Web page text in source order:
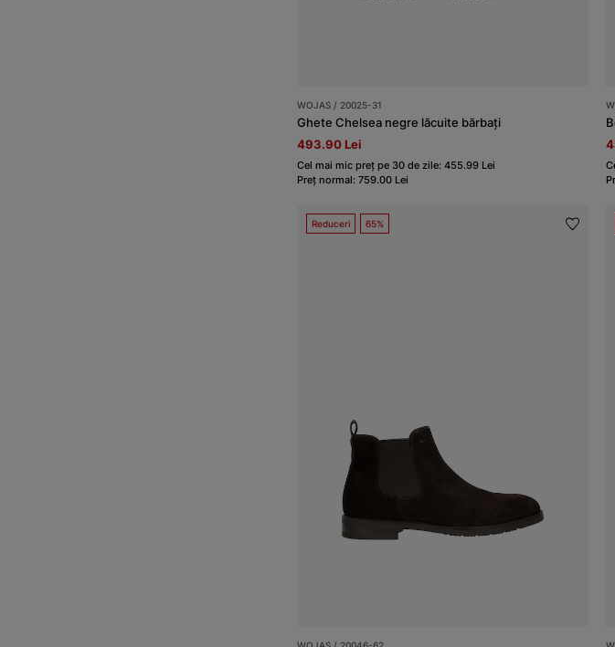
WOJAS / 20025-31
Ghete Chelsea negre lăcuite bărbați
493.90 Lei
Cel mai mic preț pe 30 de zile: 455.99 Lei
Preț normal: 759.00 Lei
Reduceri 65%